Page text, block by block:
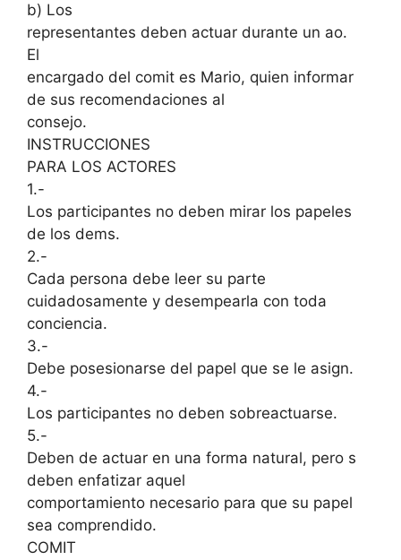
b) Los
representantes deben actuar durante un ao.
El
encargado del comit es Mario, quien informar
de sus recomendaciones al
consejo.
INSTRUCCIONES
PARA LOS ACTORES
1.-
Los participantes no deben mirar los papeles
de los dems.
2.-
Cada persona debe leer su parte
cuidadosamente y desempearla con toda
conciencia.
3.-
Debe posesionarse del papel que se le asign.
4.-
Los participantes no deben sobreactuarse.
5.-
Deben de actuar en una forma natural, pero s
deben enfatizar aquel
comportamiento necesario para que su papel
sea comprendido.
COMIT